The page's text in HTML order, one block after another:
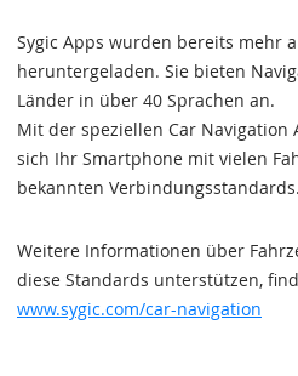
Sygic Apps wurden bereits mehr
heruntergeladen. Sie bieten
Länder in über 40 Sprachen an.
Mit der speziellen Car Navigation
sich Ihr Smartphone mit vielen
bekannten Verbindungsstandards.
Weitere Informationen über
diese Standards unterstützen,
www.sygic.com/car-navigation